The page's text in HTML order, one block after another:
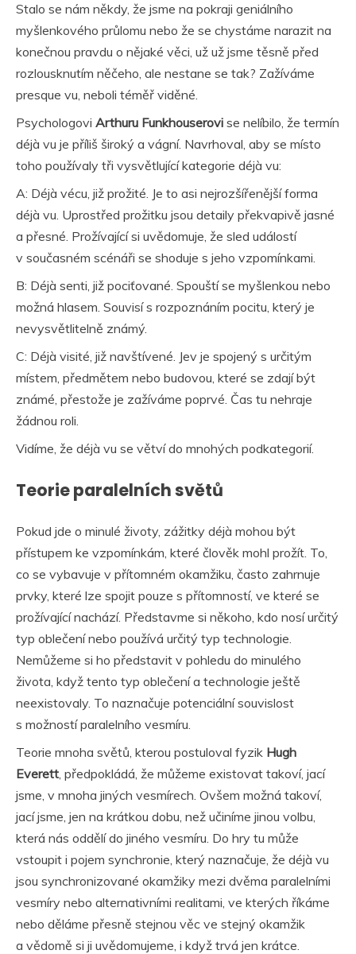
Stalo se nám někdy, že jsme na pokraji geniálního
myšlenkového průlomu nebo že se chystáme narazit na
konečnou pravdu o nějaké věci, už už jsme těsně před
rozlousknutím něčeho, ale nestane se tak? Zažíváme
presque vu, neboli téměř viděné.
Psychologovi Arthuru Funkhouserovi se nelíbilo, že termín
déjà vu je příliš široký a vágní. Navrhoval, aby se místo
toho používaly tři vysvětlující kategorie déjà vu:
A: Déjà vécu, již prožité. Je to asi nejrozšířenější forma
déjà vu. Uprostřed prožitku jsou detaily překvapivě jasné
a přesné. Prožívající si uvědomuje, že sled událostí
v současném scénáři se shoduje s jeho vzpomínkami.
B: Déjà senti, již pociťované. Spouští se myšlenkou nebo
možná hlasem. Souvisí s rozpoznáním pocitu, který je
nevysvětlitelně známý.
C: Déjà visité, již navštívené. Jev je spojený s určitým
místem, předmětem nebo budovou, které se zdají být
známé, přestože je zažíváme poprvé. Čas tu nehraje
žádnou roli.
Vidíme, že déjà vu se větví do mnohých podkategorií.
Teorie paralelních světů
Pokud jde o minulé životy, zážitky déjà mohou být
přístupem ke vzpomínkám, které člověk mohl prožít. To,
co se vybavuje v přítomném okamžiku, často zahrnuje
prvky, které lze spojit pouze s přítomností, ve které se
prožívající nachází. Představme si někoho, kdo nosí určitý
typ oblečení nebo používá určitý typ technologie.
Nemůžeme si ho představit v pohledu do minulého
života, když tento typ oblečení a technologie ještě
neexistovaly. To naznačuje potenciální souvislost
s možností paralelního vesmíru.
Teorie mnoha světů, kterou postuloval fyzik Hugh
Everett , předpokládá, že můžeme existovat takoví, jací
jsme, v mnoha jiných vesmírech. Ovšem možná takoví,
jací jsme, jen na krátkou dobu, než učiníme jinou volbu,
která nás oddělí do jiného vesmíru. Do hry tu může
vstoupit i pojem synchronie, který naznačuje, že déjà vu
jsou synchronizované okamžiky mezi dvěma paralelními
vesmíry nebo alternativními realitami, ve kterých říkáme
nebo děláme přesně stejnou věc ve stejný okamžik
a vědomě si ji uvědomujeme, i když trvá jen krátce.